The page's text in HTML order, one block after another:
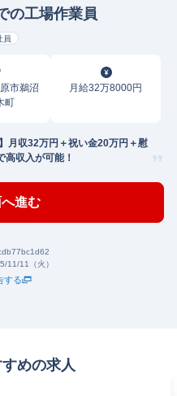
の工場作業員
員
市鵜沼
町
月給32万8000円
月収32万円＋祝い金20万円＋慰
高収入が可能！
進む
11/11（火）
する
めの求人